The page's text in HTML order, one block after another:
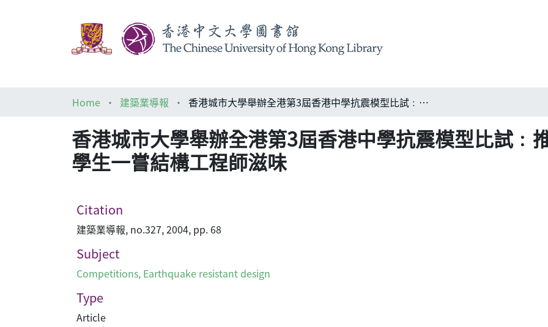
Home
建築業導報 香港城市大學舉辦全港第3屆香港中學抗震模型比試﹕推動建築科技的認知及讓學生一嘗結構工程師滋味
香港城市大學舉辦全港第3屆香港中學抗震模型比試﹕
學生一嘗結構工程師滋味
Citation
建築業導報, no.327, 2004, pp. 68
Subject
Competitions, Earthquake resistant design
Type
Article